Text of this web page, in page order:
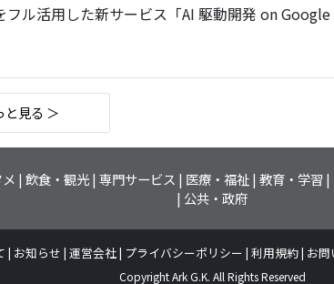
ル活用した新サービス「AI 駆動開発 on Google
と見る ＞
飲食・観光 専門サービス 医療・福祉 教育・学習
公共・政府
お知らせ 運営会社 プライバシーポリシー 利用規約 お問
Copyright Ark G.K. All Rights Reserved